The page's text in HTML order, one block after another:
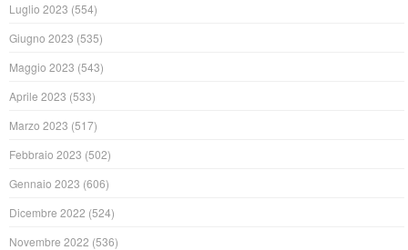
Luglio 2023 (554)
Giugno 2023 (535)
Maggio 2023 (543)
Aprile 2023 (533)
Marzo 2023 (517)
Febbraio 2023 (502)
Gennaio 2023 (606)
Dicembre 2022 (524)
Novembre 2022 (536)